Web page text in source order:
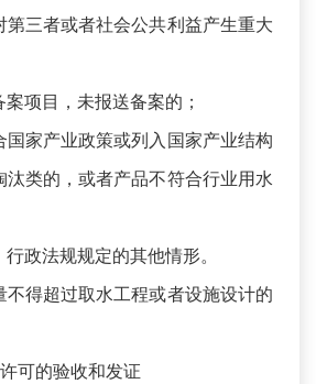
三者或者社会公共利益产生重大
项目，未报送备案的；
家产业政策或列入国家产业结构
汰类的，或者产品不符合行业用水
法规规定的其他情形。
得超过取水工程或者设施设计的
的验收和发证